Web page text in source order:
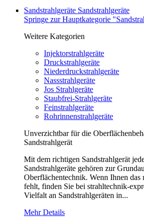
Sandstrahlgeräte Sandstrahlgeräte
Springe zur Hauptkategorie
Weitere Kategorien
Injektorstrahlgeräte
Druckstrahlgeräte
Niederdruckstrahlgeräte
Nassstrahlgeräte
Jos Strahlgeräte
Staubfrei-Strahlgeräte
Feinstrahlgeräte
Rohrinnenstrahlgeräte
Unverzichtbar für die
Sandstrahlgerät
Mit dem richtigen Sandstrahlgerät
Sandstrahlgeräte gehören zur
Oberflächentechnik. Wenn Ihnen das
fehlt, finden Sie bei strahltechnik-
Vielfalt an Sandstrahlgeräten in...
Mehr Details